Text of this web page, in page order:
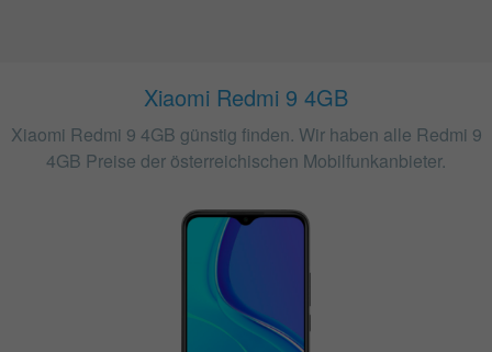
Xiaomi Redmi 9 4GB
Xiaomi Redmi 9 4GB günstig finden. Wir haben alle Redmi 9
4GB Preise der österreichischen Mobilfunkanbieter.